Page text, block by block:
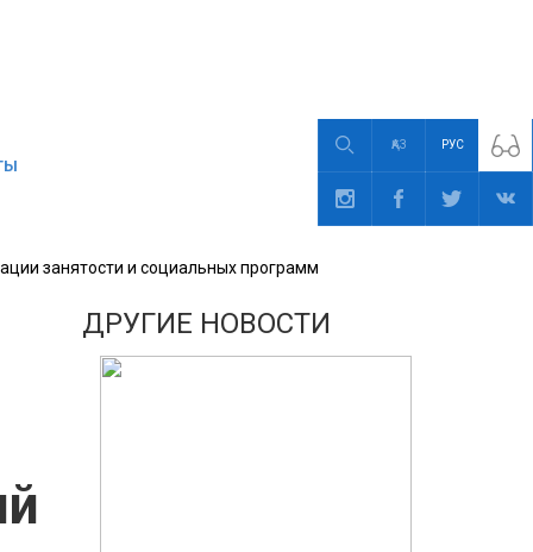
ҚАЗ РУС
занятости и социальных программ
ДРУГИЕ НОВОСТИ